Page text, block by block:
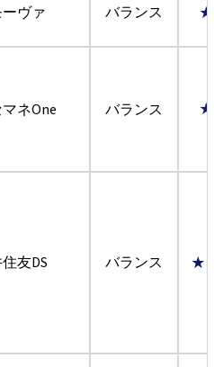
ヴァ バランス
ネOne バランス
友DS バランス